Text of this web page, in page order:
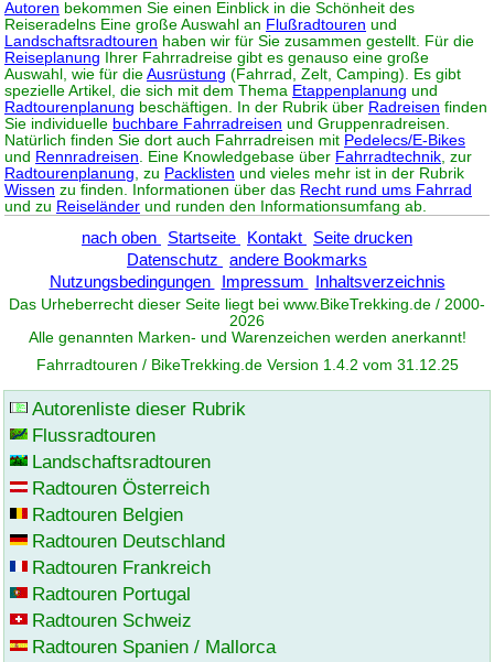
Autoren bekommen Sie einen Einblick in die Schönheit des
Reiseradelns Eine große Auswahl an Flußradtouren und
Landschaftsradtouren haben wir für Sie zusammen gestellt. Für die
Reiseplanung Ihrer Fahrradreise gibt es genauso eine große
Auswahl, wie für die Ausrüstung (Fahrrad, Zelt, Camping). Es gibt
spezielle Artikel, die sich mit dem Thema Etappenplanung und
Radtourenplanung beschäftigen. In der Rubrik über Radreisen finden
Sie individuelle buchbare Fahrradreisen und Gruppenradreisen.
Natürlich finden Sie dort auch Fahrradreisen mit Pedelecs/E-Bikes
und Rennradreisen. Eine Knowledgebase über Fahrradtechnik, zur
Radtourenplanung, zu Packlisten und vieles mehr ist in der Rubrik
Wissen zu finden. Informationen über das Recht rund ums Fahrrad
und zu Reiseländer und runden den Informationsumfang ab.
nach oben Startseite Kontakt
Seite drucken
Datenschutz
andere Bookmarks
Nutzungsbedingungen
Impressum Inhaltsverzeichnis
Das Urheberrecht dieser Seite liegt bei www. BikeTrekking.de / 2000-
2026
Alle genannten Marken- und Warenzeichen werden anerkannt!
Fahrradtouren / BikeTrekking.de Version 1.4.2 vom 31.12.25
Autorenliste dieser Rubrik
Flussradtouren
Landschaftsradtouren
Radtouren Österreich
Radtouren Belgien
Radtouren Deutschland
Radtouren Frankreich
Radtouren Portugal
Radtouren Schweiz
Radtouren Spanien / Mallorca